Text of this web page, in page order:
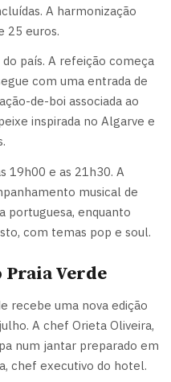
A harmonização
25 euros.
país. A refeição começa
com uma entrada de
de-boi associada ao
inspirada no Algarve e
19h00 e as 21h30. A
musical de
portuguesa, enquanto
com temas pop e soul.
Praia Verde
recebe uma nova edição
A chef Orieta Oliveira,
num jantar preparado em
chef executivo do hotel.